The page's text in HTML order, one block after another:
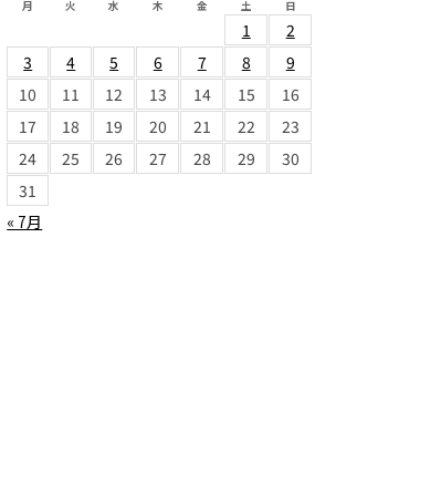
月 火 水 木 金 土 日
« 7月
1
2
3
4 5 6 7 8
9
10
11 12 13 14 15
16
17
18 19 20 21 22
23
24
25 26 27 28 29
30
31